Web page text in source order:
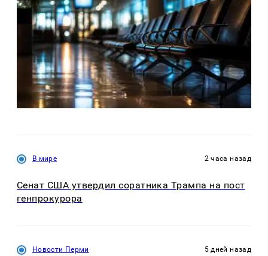
В мире 2 часа назад
Сенат США утвердил соратника Трампа на пост
генпрокурора
Новости Перми 5 дней назад